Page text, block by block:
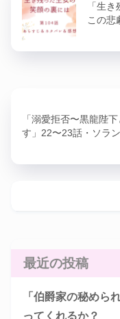
「生
この悲
「溺愛拒否〜黒龍陛
す」22〜23話・ソラ
最近の投稿
「伯爵家の秘めら
ってくれるか？